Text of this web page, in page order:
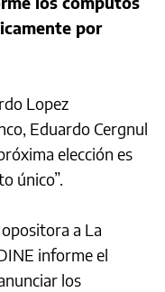
por
Lopez
Eduardo Cergnul
elección es
único”.
a La
informe el
los